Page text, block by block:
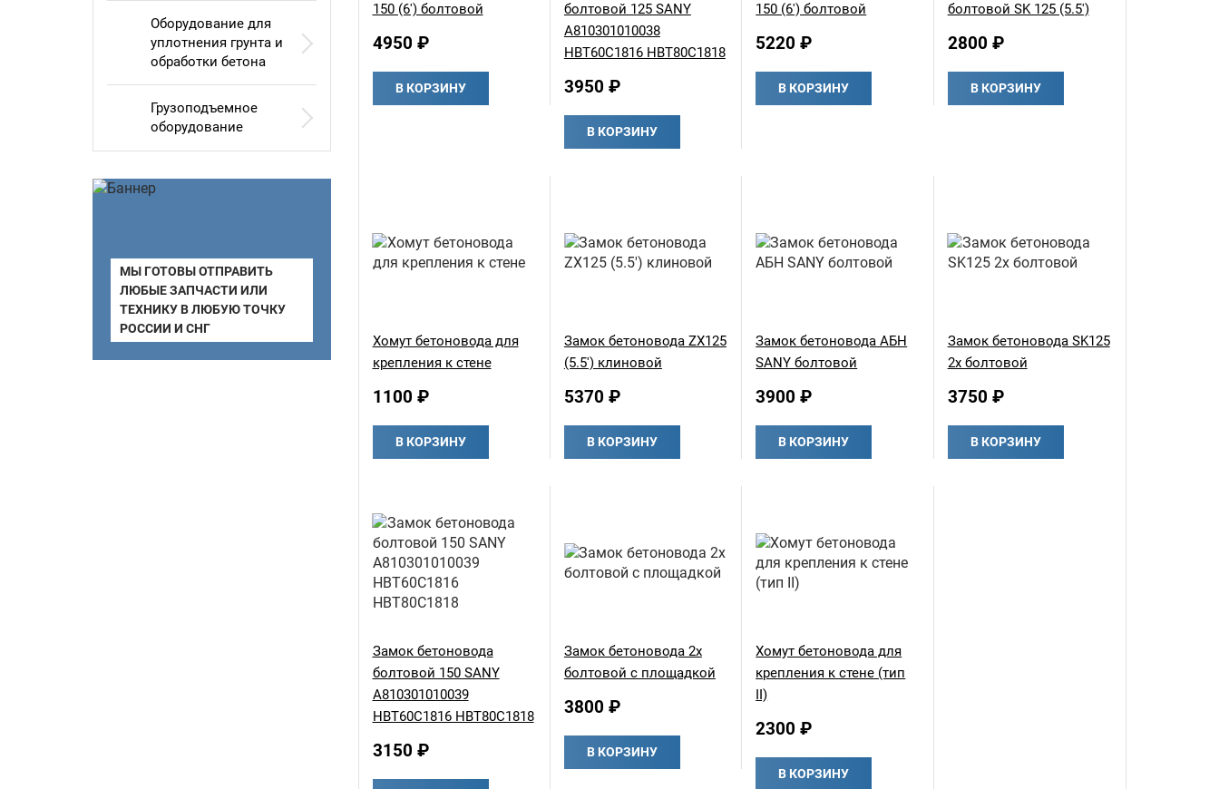
150 (6') болтовой
4950 ₽
В КОРЗИНУ
болтовой 125 SANY
A810301010038
HBT60C1816 HBT80C1818
3950 ₽
В КОРЗИНУ
150 (6') болтовой
5220 ₽
В КОРЗИНУ
болтовой SK 125 (5.5')
2800 ₽
В КОРЗИНУ
Хомут бетоновода для
крепления к стене
1100 ₽
В КОРЗИНУ
Замок бетоновода ZX125
(5.5') клиновой
5370 ₽
В КОРЗИНУ
Замок бетоновода АБН
SANY болтовой
3900 ₽
В КОРЗИНУ
Замок бетоновода SK125
2х болтовой
3750 ₽
В КОРЗИНУ
Замок бетоновода
болтовой 150 SANY
A810301010039
HBT60C1816 HBT80C1818
3150 ₽
Замок бетоновода 2х
болтовой с площадкой
3800 ₽
В КОРЗИНУ
Хомут бетоновода для
крепления к стене (тип
II)
2300 ₽
В КОРЗИНУ
Оборудование для
уплотнения грунта и
обработки бетона
Грузоподъемное
оборудование
МЫ ГОТОВЫ ОТПРАВИТЬ
ЛЮБЫЕ ЗАПЧАСТИ ИЛИ
ТЕХНИКУ В ЛЮБУЮ ТОЧКУ
РОССИИ И СНГ